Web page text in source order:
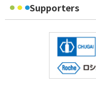
Supporters